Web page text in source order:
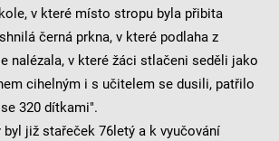
v které místo stropu byla přibita
černá prkna, v které podlaha z
nalézala, v které žáci stlačeni seděli jako
cihelným i s učitelem se dusili, patřilo
320 dítkami".
již stařeček 76letý a k vyučování